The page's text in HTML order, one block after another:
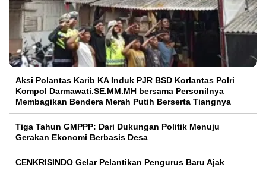
Aksi Polantas Karib KA Induk PJR BSD Korlantas Polri
Kompol Darmawati.SE.MM.MH bersama Personilnya
Membagikan Bendera Merah Putih Berserta Tiangnya
Tiga Tahun GMPPP: Dari Dukungan Politik Menuju
Gerakan Ekonomi Berbasis Desa
CENKRISINDO Gelar Pelantikan Pengurus Baru Ajak